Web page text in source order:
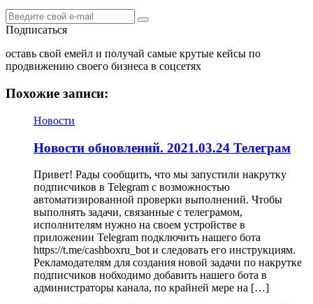
Подписаться
оставь свой емейл и получай самые крутые кейсы по
продвижению своего бизнеса в соцсетях
Похожие записи:
Новости
Новости обновлений. 2021.03.24 Телеграм
Привет! Рады сообщить, что мы запустили накрутку
подписчиков в Telegram с возможностью
автоматизированной проверки выполнений. Чтобы
выполнять задачи, связанные с телеграмом,
исполнителям нужно на своем устройстве в
приложении Telegram подключить нашего бота
https://t.me/cashboxru_bot и следовать его инструкциям.
Рекламодателям для создания новой задачи по накрутке
подписчиков нобходимо добавить нашего бота в
администраторы канала, по крайней мере на […]